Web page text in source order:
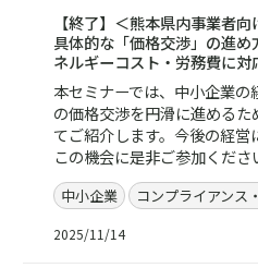
【終了】＜熊本県内事業者
具体的な「価格交渉」の進
ネルギーコスト・労務費に対
本セミナーでは、中小企業
の価格交渉を円滑に進める
てご紹介します。今後の経営
この機会に是非ご参加くださ
中小企業 コンプライアンス
2025/11/14